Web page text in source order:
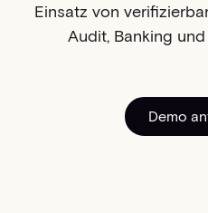
Einsatz von
Audit, Banking
Demo